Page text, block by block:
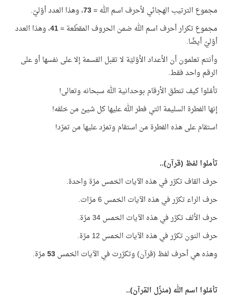
مجموع الترتيب الهجائي لأحرف اسم الله =73، وهذا العدد أوّليّ.
مجموع تكرار أحرف اسم الله ضمن الحروف المقطّعة =41، وهذا العدد
أوّليّ أيضًا.
وأنتم تعلمون أن الأعداد الأوّليّة لا تقبل القسمة إلا على نفسها أو على
الرقم واحد فقط.
تأمّلوا كيف تنطق الأرقام بوحدانية الله سبحانه وتعالى!
إنها الفطرة السليمة التي فطر الله عليها كل شيئ من خلقه!
استقام على هذه الفطرة من استقام وتمرّد عليها من تمرّد!
تأملوا لفظ (قرآن)..
حرف القاف تكرّر في هذه الآيات الخمس مرّة واحدة.
حرف الراء تكرّر في هذه الآيات الخمس 6 مرّات.
حرف الألف تكرّر في هذه الآيات الخمس 34 مرّة.
حرف النون تكرّر في هذه الآيات الخمس 12 مرّة.
وهذه هي أحرف لفظ (قرآن) وتكرّرت في الآيات الخمس53مرّة.
تأمّلوا اسم الله (منزّل القرآن)..